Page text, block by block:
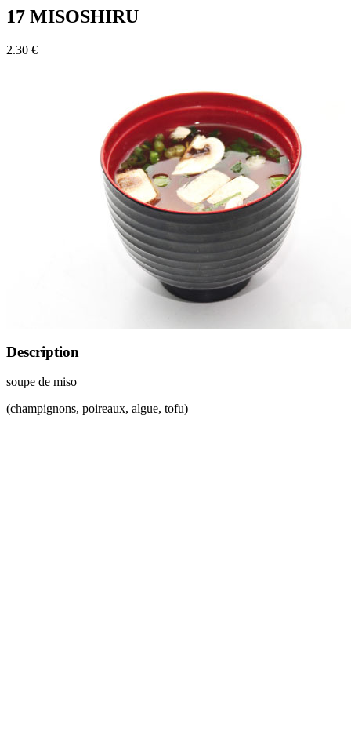
17 MISOSHIRU
2.30 €
Description
soupe de miso
(champignons, poireaux, algue, tofu)